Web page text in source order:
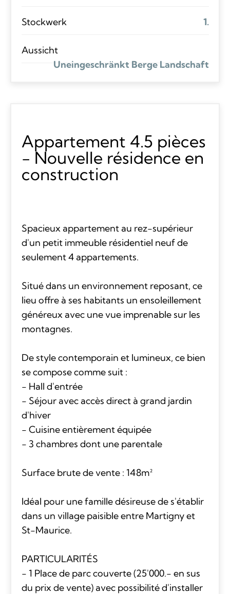
Stockwerk 1.
Aussicht
Uneingeschränkt Berge Landschaft
Appartement 4.5 pièces
- Nouvelle résidence en
construction
Spacieux appartement au rez-supérieur
d'un petit immeuble résidentiel neuf de
seulement 4 appartements.
Situé dans un environnement reposant, ce
lieu offre à ses habitants un ensoleillement
généreux avec une vue imprenable sur les
montagnes.
De style contemporain et lumineux, ce bien
se compose comme suit :
- Hall d'entrée
- Séjour avec accès direct à grand jardin
d'hiver
- Cuisine entièrement équipée
- 3 chambres dont une parentale
Surface brute de vente : 148m²
Idéal pour une famille désireuse de s'établir
dans un village paisible entre Martigny et
St-Maurice.
PARTICULARITÉS
- 1 Place de parc couverte (25'000.- en sus
du prix de vente) avec possibilité d'installer